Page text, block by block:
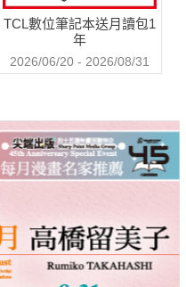
TCL數位筆記本送月讀包1
年
2026/06/20 - 2026/08/31